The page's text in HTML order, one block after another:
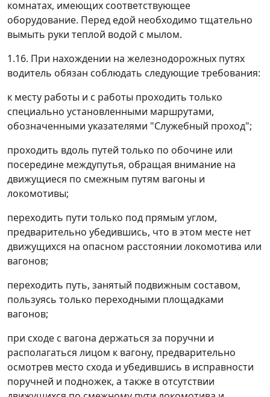
комнатах, имеющих соответствующее
оборудование. Перед едой необходимо тщательно
вымыть руки теплой водой с мылом.
1.16. При нахождении на железнодорожных путях
водитель обязан соблюдать следующие требования:
к месту работы и с работы проходить только
специально установленными маршрутами,
обозначенными указателями "Служебный проход";
проходить вдоль путей только по обочине или
посередине междупутья, обращая внимание на
движущиеся по смежным путям вагоны и
локомотивы;
переходить пути только под прямым углом,
предварительно убедившись, что в этом месте нет
движущихся на опасном расстоянии локомотива или
вагонов;
переходить путь, занятый подвижным составом,
пользуясь только переходными площадками
вагонов;
при сходе с вагона держаться за поручни и
располагаться лицом к вагону, предварительно
осмотрев место схода и убедившись в исправности
поручней и подножек, а также в отсутствии